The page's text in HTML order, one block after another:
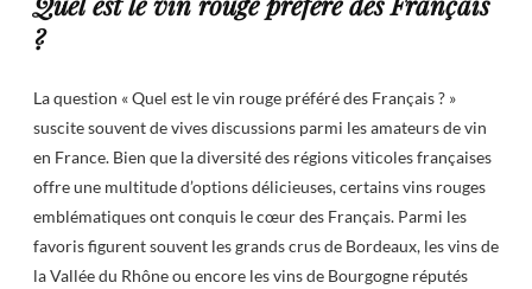
?
La question « Quel est le vin rouge préféré des Français ? »
suscite souvent de vives discussions parmi les amateurs de vin
en France. Bien que la diversité des régions viticoles françaises
offre une multitude d’options délicieuses, certains vins rouges
emblématiques ont conquis le cœur des Français. Parmi les
favoris figurent souvent les grands crus de Bordeaux, les vins de
la Vallée du Rhône ou encore les vins de Bourgogne réputés